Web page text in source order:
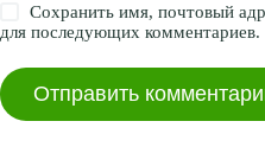
Сохранить имя, почтовый
для последующих комментариев.
Отправить